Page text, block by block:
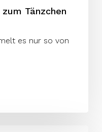
Tänzchen
es nur so von